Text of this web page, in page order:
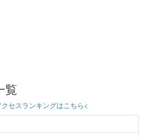
覧
セスランキングはこちら<